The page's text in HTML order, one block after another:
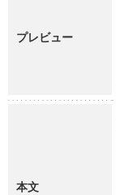
プレビュー
本文